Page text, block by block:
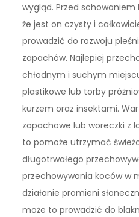
wygląd. Przed
że jest on czysty i
prowadzić do rozwoju
zapachów. Najlepiej
chłodnym i suchym
plastikowe lub torby
kurzem oraz insektami.
zapachowe lub woreczki z
to pomoże utrzymać
długotrwałego
przechowywania koców w
działanie promieni
może to prowadzić do